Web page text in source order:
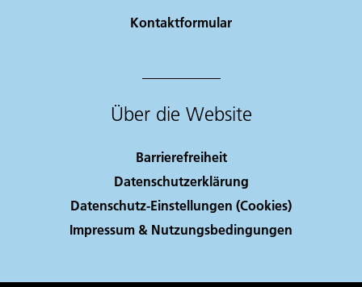
Kontaktformular
Über die Website
Barrierefreiheit
Datenschutzerklärung
Datenschutz-Einstellungen (Cookies)
Impressum & Nutzungsbedingungen